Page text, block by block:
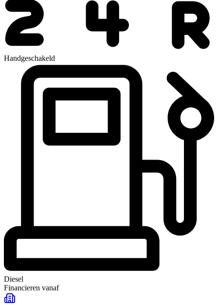
Handgeschakeld
Diesel
Financieren vanaf